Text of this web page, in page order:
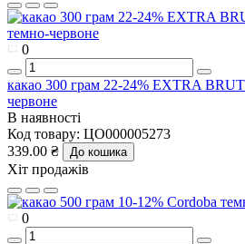
0
какао 300 грам 22-24% EXTRA
червоне
В наявності
Код товару: ЦО000005273
339.00 ₴
До кошика
Хіт продажів
0